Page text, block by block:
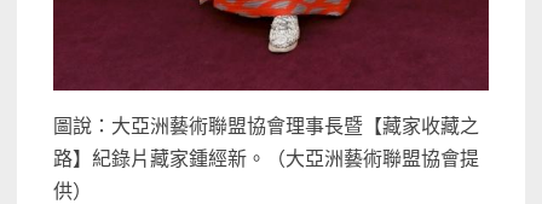
圖說：大亞洲藝術聯盟協會理事長暨【藏家收藏之
路】紀錄片藏家鍾經新。（大亞洲藝術聯盟協會提
供）